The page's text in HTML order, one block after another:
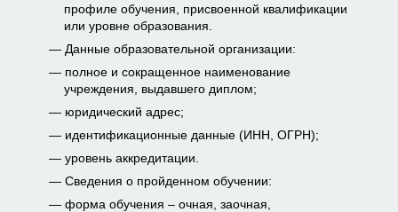
профиле обучения, присвоенной квалификации
или уровне образования.
Данные образовательной организации:
полное и сокращенное наименование
учреждения, выдавшего диплом;
юридический адрес;
идентификационные данные (ИНН, ОГРН);
уровень аккредитации.
Сведения о пройденном обучении:
форма обучения – очная, заочная,